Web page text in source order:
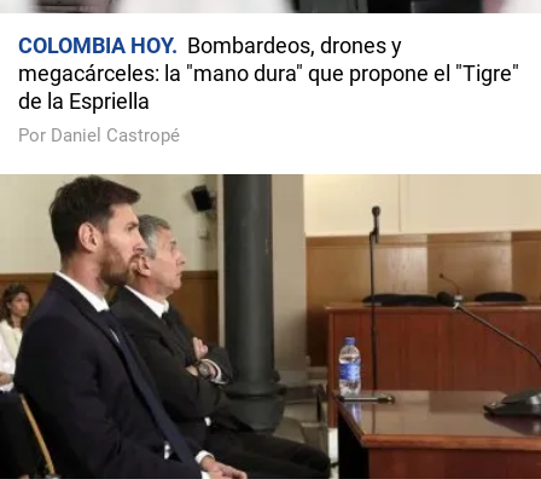
COLOMBIA HOY
Bombardeos, drones y
megacárceles: la "mano dura" que propone el "Tigre"
de la Espriella
Por Daniel Castropé